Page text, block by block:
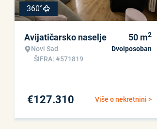
360°
Avijatičarsko naselje
Novi Sad
ŠIFRA: #571819
50 m2
Dvoiposoban
Više o nekretnini >
€127.310